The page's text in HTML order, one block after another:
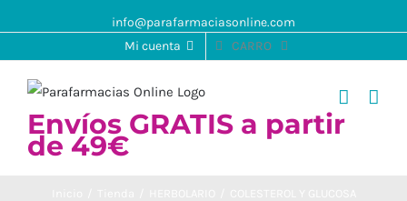
info@parafarmaciasonline.com
Mi cuenta
CARRO
Envíos GRATIS a partir
de 49€